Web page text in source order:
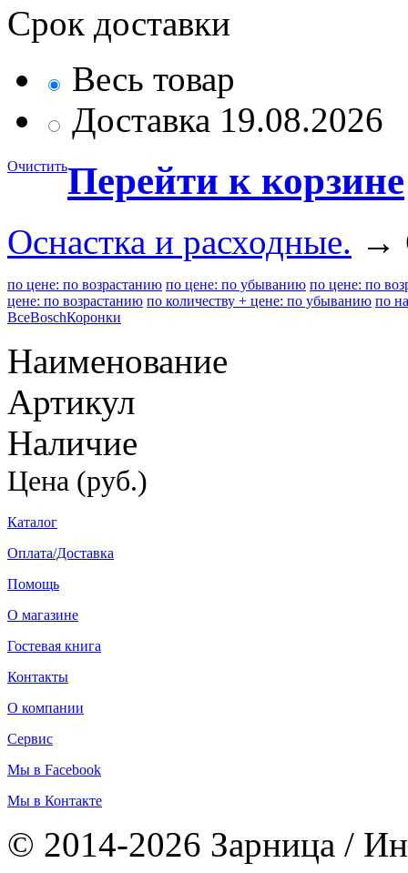
Срок доставки
Весь товар
Доставка 19.08.2026
ОчиститьПерейти к корзине
Оснастка и расходные. →
по цене: по возрастанию по цене: по убыванию по цене: по
цене: по возрастанию по количеству + цене: по убыванию по
ВсеBoschКоронки
Наименование
Артикул
Наличие
Цена (руб.)
Каталог
Оплата/Доставка
Помощь
О магазине
Гостевая книга
Контакты
О компании
Сервис
Мы в Facebook
Мы в Контакте
© 2014-2026 Зарница /